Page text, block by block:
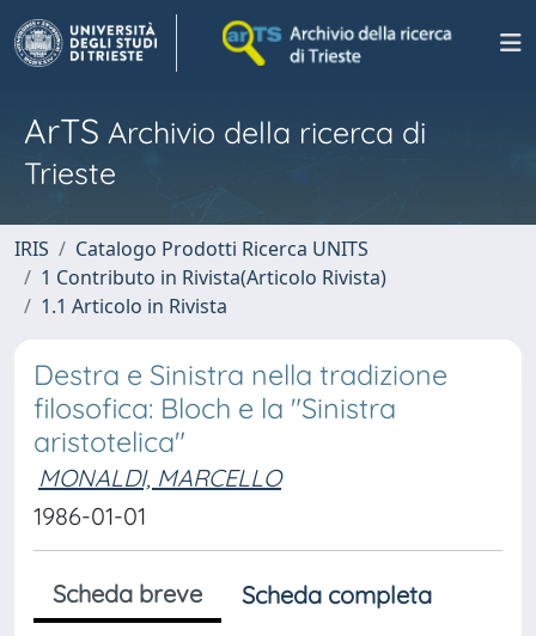
ArTS Archivio della ricerca di
Trieste
IRIS
Catalogo Prodotti Ricerca UNITS
1 Contributo in Rivista(Articolo Rivista)
1.1 Articolo in Rivista
Destra e Sinistra nella tradizione
filosofica: Bloch e la "Sinistra
aristotelica"
MONALDI, MARCELLO
1986-01-01
Scheda breve Scheda completa